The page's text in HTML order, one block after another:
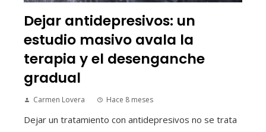
Dejar antidepresivos: un
estudio masivo avala la
terapia y el desenganche
gradual
Carmen Lovera Hace 8 meses
Dejar un tratamiento con antidepresivos no se trata